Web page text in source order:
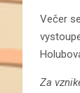
Večer
Za